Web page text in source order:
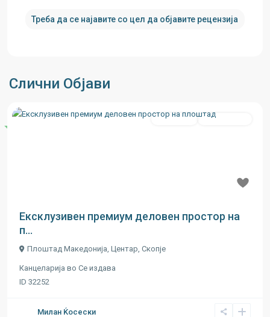
Треба да се најавите со цел да објавите рецензија
Слични Објави
Се издава Во Изградба
Истакнати
Ексклузивен премиум деловен простор на
п...
Плоштад Македонија, Центар, Скопје
Канцеларија во Се издава
ID 32252
Милан Ќосески